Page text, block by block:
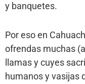
y banquetes.
Por eso en
ofrendas muchas
llamas y cuyes
humanos y vasijas